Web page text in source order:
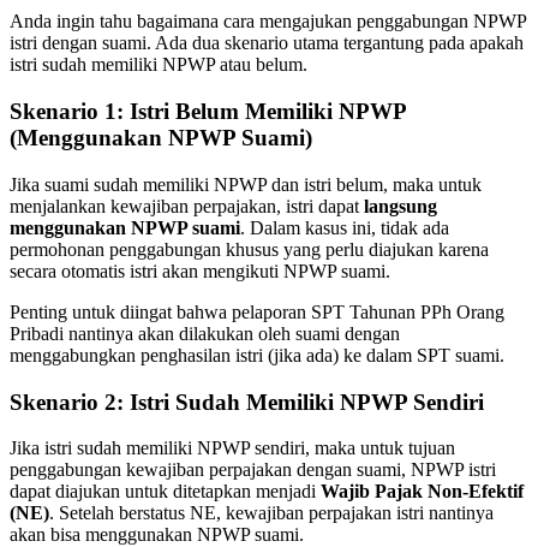
Anda ingin tahu bagaimana cara mengajukan penggabungan NPWP
istri dengan suami. Ada dua skenario utama tergantung pada apakah
istri sudah memiliki NPWP atau belum.
Skenario 1: Istri Belum Memiliki NPWP
(Menggunakan NPWP Suami)
Jika suami sudah memiliki NPWP dan istri belum, maka untuk
menjalankan kewajiban perpajakan, istri dapat langsung
menggunakan NPWP suami. Dalam kasus ini, tidak ada
permohonan penggabungan khusus yang perlu diajukan karena
secara otomatis istri akan mengikuti NPWP suami.
Penting untuk diingat bahwa pelaporan SPT Tahunan PPh Orang
Pribadi nantinya akan dilakukan oleh suami dengan
menggabungkan penghasilan istri (jika ada) ke dalam SPT suami.
Skenario 2: Istri Sudah Memiliki NPWP Sendiri
Jika istri sudah memiliki NPWP sendiri, maka untuk tujuan
penggabungan kewajiban perpajakan dengan suami, NPWP istri
dapat diajukan untuk ditetapkan menjadi Wajib Pajak Non-Efektif
(NE). Setelah berstatus NE, kewajiban perpajakan istri nantinya
akan bisa menggunakan NPWP suami.